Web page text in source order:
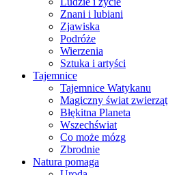
Znani i lubiani
Zjawiska
Podróże
Wierzenia
Sztuka i artyści
Tajemnice
Tajemnice Watykanu
Magiczny świat zwierząt
Błękitna Planeta
Wszechświat
Co może mózg
Zbrodnie
Natura pomaga